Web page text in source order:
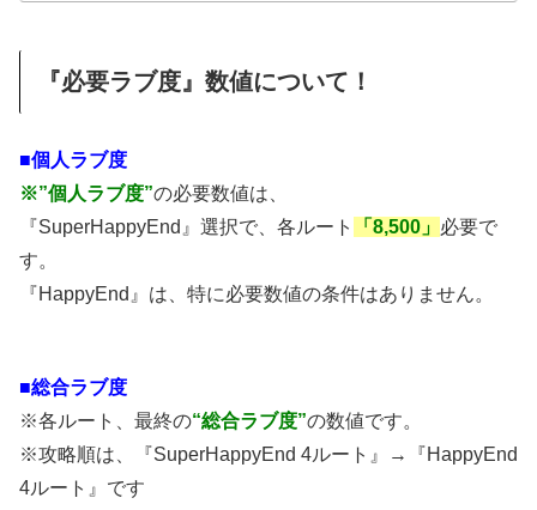
『必要ラブ度』数値について！
■個人ラブ度
※”個人ラブ度”の必要数値は、
『SuperHappyEnd』選択で、各ルート
「8,500」 必要で
す。
『HappyEnd』は、特に必要数値の条件はありません。
■総合ラブ度
※各ルート、最終の“総合ラブ度”の数値です。
※攻略順は、『SuperHappyEnd 4ルート』→『HappyEnd
4ルート』です